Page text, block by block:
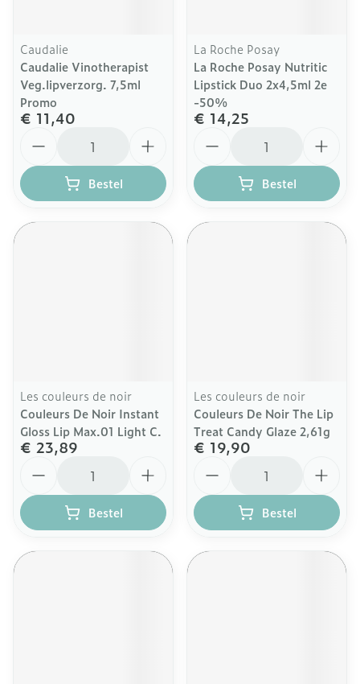
Caudalie
Caudalie Vinotherapist
Veg.lipverzorg. 7,5ml
Promo
€ 11,40
Bestel
La Roche Posay
La Roche Posay Nutritic
Lipstick Duo 2x4,5ml 2e
-50%
€ 14,25
Bestel
Les couleurs de noir
Couleurs De Noir Instant
Gloss Lip Max.01 Light C.
€ 23,89
Bestel
Les couleurs de noir
Couleurs De Noir The Lip
Treat Candy Glaze 2,61g
€ 19,90
Bestel